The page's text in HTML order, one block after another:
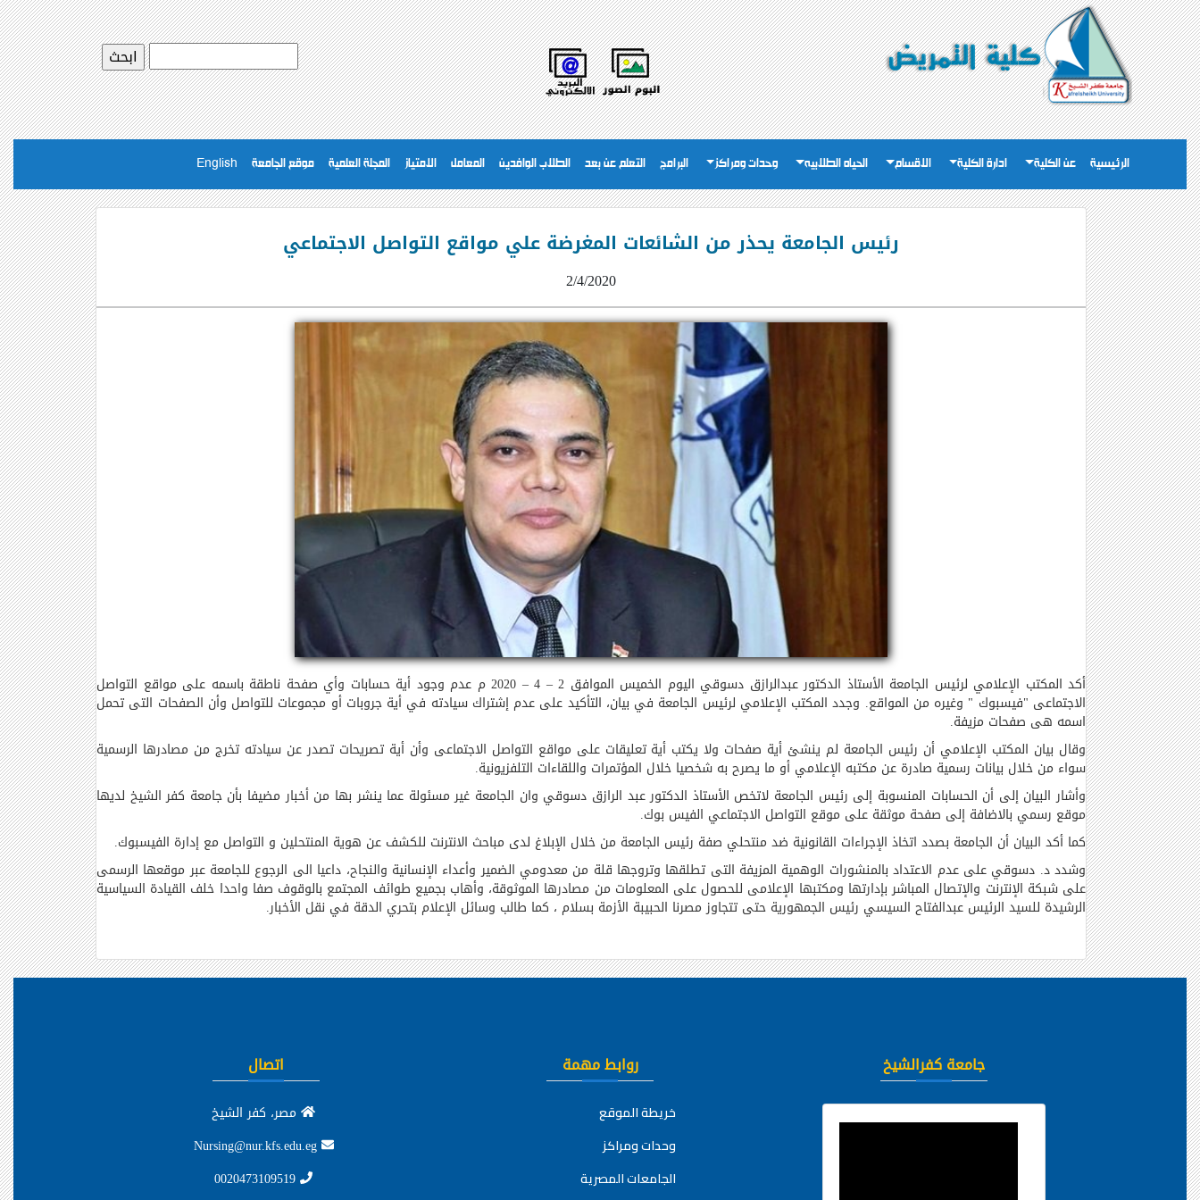
الرئيسية عن الكلية ادارة الكلية الاقسام الحياه الطلابيه وحدات ومراكز البرامج التعلم عن بعد الطلاب الوافدين المعامل الامتياز المجلة العلمية موقع الجامعة English
رئيس الجامعة يحذر من الشائعات المغرضة علي مواقع التواصل الاجتماعي
2/4/2020
أكد المكتب الإعلامي لرئيس الجامعة الأستاذ الدكتور عبدالرازق دسوقي اليوم الخميس الموافق 2 –
– 2020 م عدم وجود أية حسابات وأي صفحة ناطقة باسمه على مواقع التواصل
الاجتماعى "فيسبوك " وغيره من المواقع. وجدد المكتب الإعلامي لرئيس الجامعة في بيان، التأكيد على عدم إشتراك سيادته في أية جروبات أو مجموعات للتواصل وأن الصفحات التى تحمل
اسمه هى صفحات مزيفة.
وقال بيان المكتب الإعلامي أن رئيس الجامعة لم ينشئ أية صفحات ولا يكتب أية تعليقات على مواقع التواصل الاجتماعى وأن أية تصريحات تصدر عن سيادته تخرج من مصادرها الرسمية
سواء من خلال بيانات رسمية صادرة عن مكتبه الإعلامي أو ما يصرح به شخصيا خلال المؤتمرات واللقاءات التلفزيونية.
وأشار البيان إلى أن الحسابات المنسوبة إلى رئيس الجامعة لاتخص الأستاذ الدكتور عبد الرازق دسوقي وان الجامعة غير مسئولة عما ينشر بها من أخبار مضيفا بأن جامعة كفر الشيخ لديها
موقع رسمي بالاضافة إلى صفحة موثقة على موقع التواصل الاجتماعي الفيس بوك.
كما أكد البيان أن الجامعة بصدد اتخاذ الإجراءات القانونية ضد منتحلي صفة رئيس الجامعة من خلال الإبلاغ لدى مباحث الانترنت للكشف عن هوية المنتحلين و التواصل مع إدارة الفيسبوك.
وشدد د. دسوقي على عدم الاعتداد بالمنشورات الوهمية المزيفة التى تطلقها وتروجها قلة من معدومي الضمير وأعداء الإنسانية والنجاح، داعيا الى الرجوع للجامعة عبر موقعها الرسمى
على شبكة الإنترنت والإتصال المباشر بإدارتها ومكتبها الإعلامى للحصول على المعلومات من مصادرها الموثوقة، وأهاب بجميع طوائف المجتمع بالوقوف صفا واحدا خلف القيادة السياسية
الرشيدة للسيد الرئيس عبدالفتاح السيسي رئيس الجمهورية حتى تتجاوز مصرنا الحبيبة الأزمة بسلام ، كما طالب وسائل الإعلام بتحري الدقة في نقل الأخبار.
جامعة كفرالشيخ روابط مهمة
خريطة الموقع
وحدات ومراكز
الجامعات المصرية
اتصال
مصر، كفر الشيخ
Nursing@nur.kfs.edu.eg